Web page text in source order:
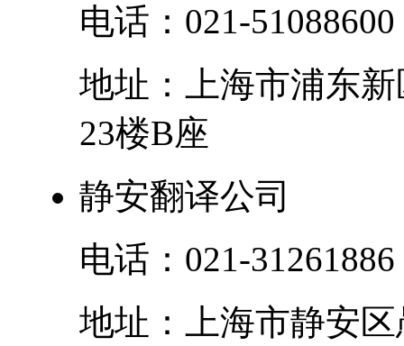
电话： 021-51088600
地址：
上海市浦东新
23楼B座
静安翻译公司
电话： 021-31261886
地址：
上海市静安区